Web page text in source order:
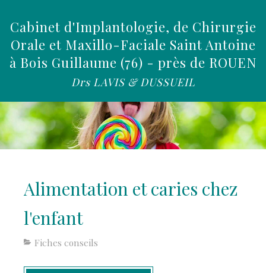
Cabinet d'Implantologie, de Chirurgie
Orale et Maxillo-Faciale Saint Antoine
à Bois Guillaume (76) - près de ROUEN
Drs LAVIS & DUSSUEIL
Alimentation et caries chez
l'enfant
Fiches conseils